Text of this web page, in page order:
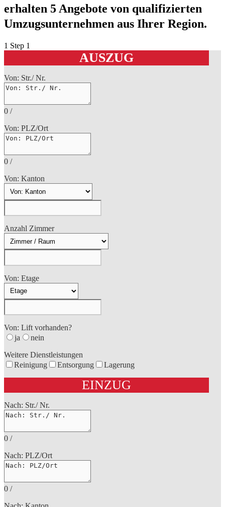
erhalten 5 Angebote von qualifizierten
Umzugsunternehmen aus Ihrer Region.
1 Step 1
AUSZUG
Von: Str./ Nr.
0 /
Von: PLZ/Ort
0 /
Von: Kanton
Anzahl Zimmer
Von: Etage
Von: Lift vorhanden?
ja
nein
Weitere Dienstleistungen
Reinigung
Entsorgung Lagerung
EINZUG
Nach: Str./ Nr.
0 /
Nach: PLZ/Ort
0 /